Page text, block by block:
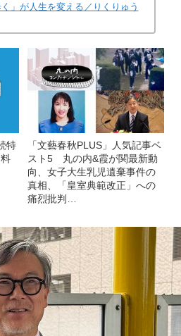
」が人生を変える／りくりゅう
特
「文藝春秋PLUS」人気記事ベ
スト5 丸の内&霞が関最新動
向、女子大生乳児遺棄事件の
真相、「皇室典範改正」への
痛烈批判…